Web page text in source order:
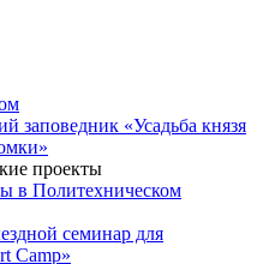
заповедник «Усадьба князя
проекты
в Политехническом
семинар для
Camp»